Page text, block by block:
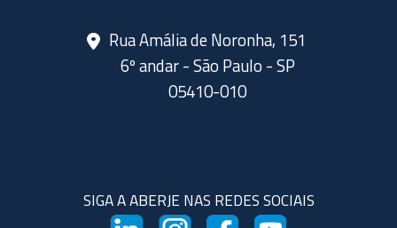
Rua Amália de Noronha, 151
6º andar - São Paulo - SP
05410-010
SIGA A ABERJE NAS REDES SOCIAIS